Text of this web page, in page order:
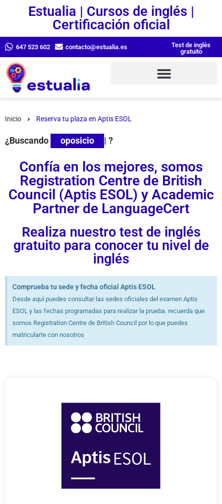
Estualia | Cursos de inglés |
Certificación oficial
647 523 602 contacto@estualia.es
Test de inglés
gratuito
Inicio Reserva tu plaza en Aptis ESOL
¿Buscando oposiciones
Confía en los mejores, somos
Registration Centre de British
Council (Aptis ESOL) y Academic
Partner de LanguageCert
Realiza nuestro test de inglés
gratuito para conocer tu nivel de
inglés
Comprueba tu sede y fecha oficial Aptis ESOL
Desde aquí puedes consultar las sedes oficiales del examen Aptis
ESOL y las fechas programadas para realizar la prueba. recuerda que
somos Registration Centre de British Council por lo que puedes
matricularte con nosotros